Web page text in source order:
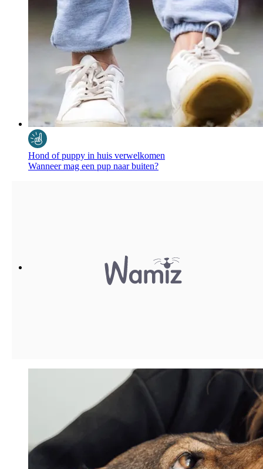
Hond of puppy in huis verwelkomen
Wanneer mag een pup naar buiten?